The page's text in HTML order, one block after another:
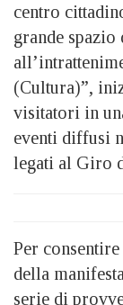
centro
grande
(Cultura)”,
visitatori in
eventi diffusi
legati al Giro
Per
della
serie di